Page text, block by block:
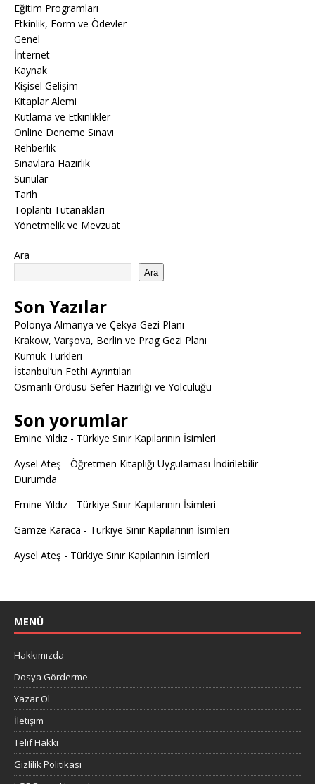
Eğitim Programları
Etkinlik, Form ve Ödevler
Genel
İnternet
Kaynak
Kişisel Gelişim
Kitaplar Alemi
Kutlama ve Etkinlikler
Online Deneme Sınavı
Rehberlik
Sınavlara Hazırlık
Sunular
Tarih
Toplantı Tutanakları
Yönetmelik ve Mevzuat
Ara
Ara
Son Yazılar
Polonya Almanya ve Çekya Gezi Planı
Krakow, Varşova, Berlin ve Prag Gezi Planı
Kumuk Türkleri
İstanbul’un Fethi Ayrıntıları
Osmanlı Ordusu Sefer Hazırlığı ve Yolculuğu
Son yorumlar
Emine Yıldız - Türkiye Sınır Kapılarının İsimleri
Aysel Ateş - Öğretmen Kitaplığı Uygulaması İndirilebilir
Durumda
Emine Yıldız - Türkiye Sınır Kapılarının İsimleri
Gamze Karaca - Türkiye Sınır Kapılarının İsimleri
Aysel Ateş - Türkiye Sınır Kapılarının İsimleri
MENÜ
Hakkımızda
Dosya Görderme
Yazar Ol
İletişim
Telif Hakkı
Gizlilik Politikası